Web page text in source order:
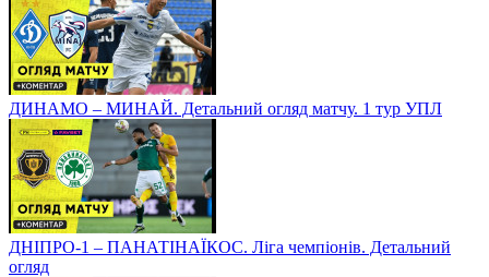
ДИНАМО – МИНАЙ. Детальний огляд матчу. 1 тур УПЛ
ДНІПРО-1 – ПАНАТІНАЇКОС. Ліга чемпіонів. Детальний
огляд